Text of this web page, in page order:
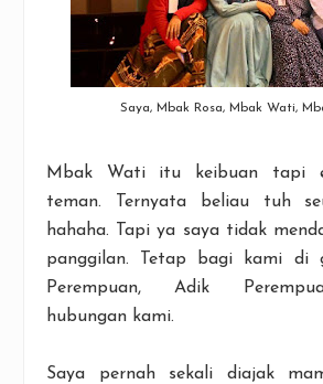
Saya, Mbak Rosa, Mbak Wati,
Mbak Wati itu keibuan tapi
teman. Ternyata beliau tuh
hahaha. Tapi ya saya tidak
panggilan. Tetap bagi kami di
Perempuan, Adik
hubungan kami.
Saya pernah sekali diajak